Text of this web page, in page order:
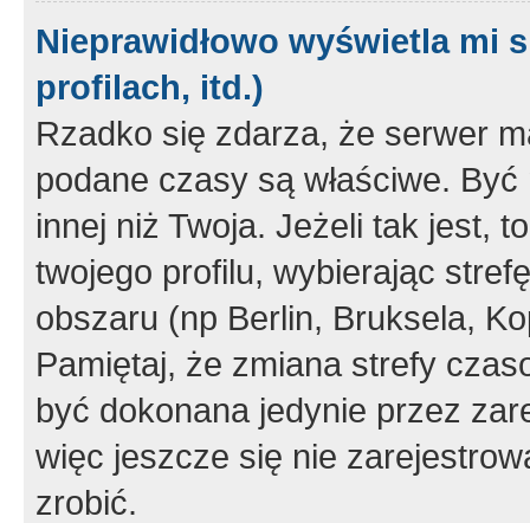
Nieprawidłowo wyświetla mi
profilach, itd.)
Rzadko się zdarza, że serwer
podane czasy są właściwe.
innej niż Twoja. Jeżeli tak jest,
twojego profilu, wybierając
obszaru (np Berlin, Bruksela,
Pamiętaj, że zmiana strefy
być dokonana jedynie przez
więc jeszcze się nie
zrobić.